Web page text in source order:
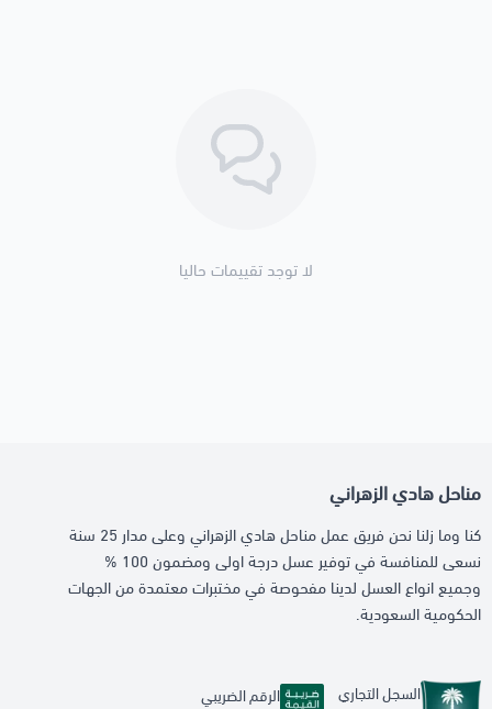
لا توجد تقييمات حاليا
مناحل هادي الزهراني
كنا وما زلنا نحن فريق عمل مناحل هادي الزهراني وعلى مدار 25 سنة
نسعى للمنافسة في توفير عسل درجة اولى ومضمون 100 %
وجميع انواع العسل لدينا مفحوصة في مختبرات معتمدة من الجهات
الحكومية السعودية.
السجل التجاري
الرقم الضريبي